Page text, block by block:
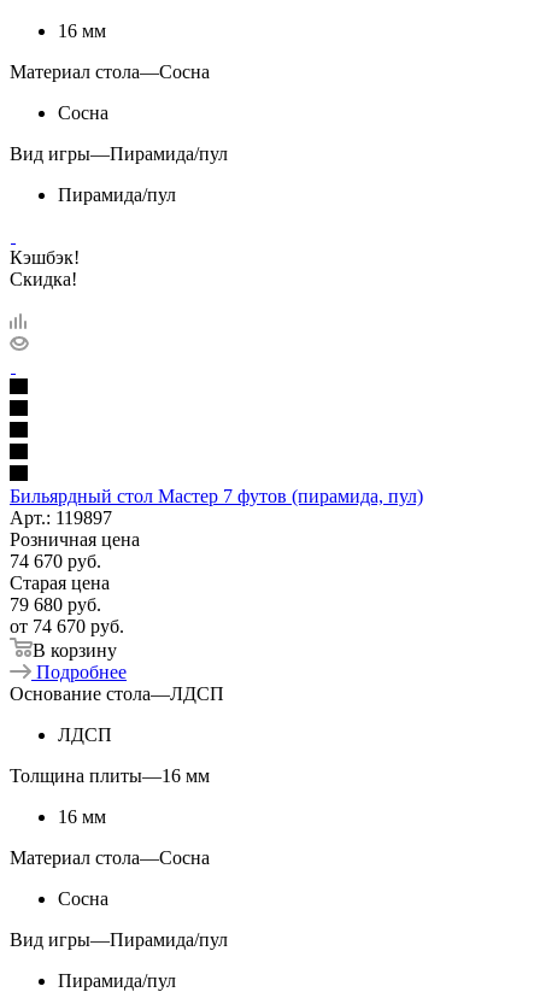
16 мм
Материал стола—Сосна
Сосна
Вид игры—Пирамида/пул
Пирамида/пул
Кэшбэк!
Скидка!
Бильярдный стол Мастер 7 футов (пирамида, пул)
Арт.: 119897
Розничная цена
74 670 руб.
Старая цена
79 680 руб.
от 74 670 руб.
В корзину
Подробнее
Основание стола—ЛДСП
ЛДСП
Толщина плиты—16 мм
16 мм
Материал стола—Сосна
Сосна
Вид игры—Пирамида/пул
Пирамида/пул